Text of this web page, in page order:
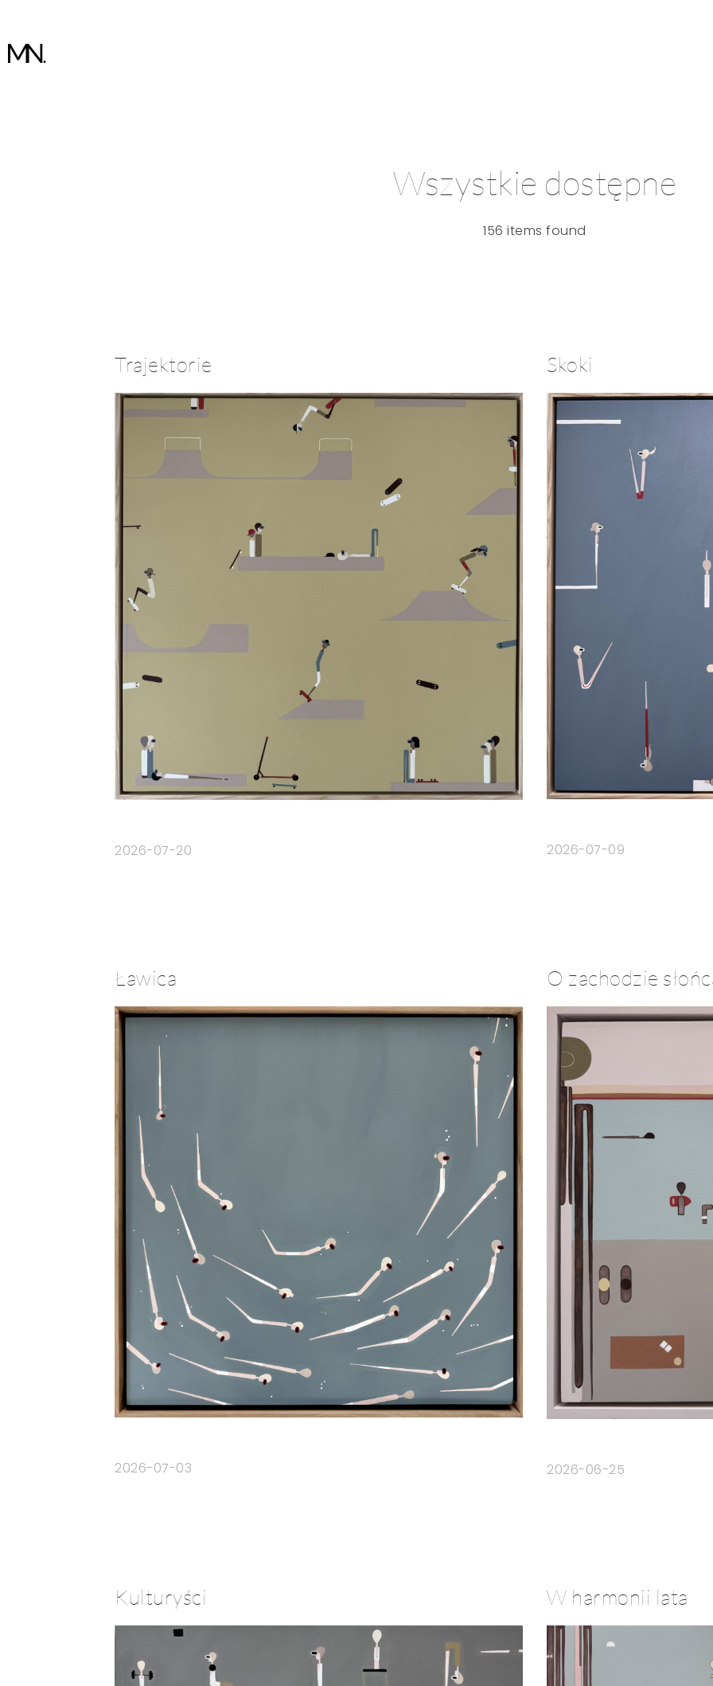
Wszystkie dostępne
156 items found
Trajektorie
2026-07-20
Skoki
2026-07-09
Ławica
2026-07-03
O zachodzie
2026-06-25
Kulturyści W harmonii lata